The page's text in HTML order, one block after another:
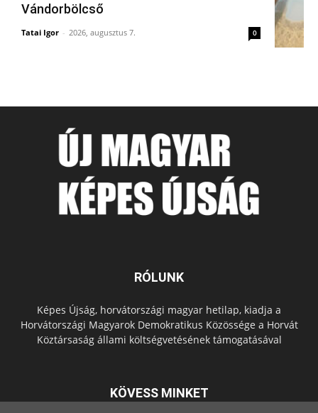
Vándorbölcső
Tatai Igor - 2026, augusztus 7. 0
RÓLUNK
Képes Újság, horvátországi magyar hetilap, kiadja a
Horvátországi Magyarok Demokratikus Közössége a Horvát
Köztársaság állami költségvetésének támogatásával
KÖVESS MINKET